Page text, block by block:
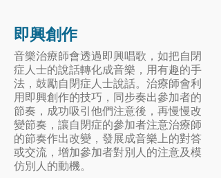
即興創作
音樂治療師會透過即興唱歌，如把自閉
症人士的說話轉化成音樂，用有趣的手
法，鼓勵自閉症人士說話。治療師會利
用即興創作的技巧，同步奏出參加者的
節奏，成功吸引他們注意後，再慢慢改
變節奏，讓自閉症的參加者注意治療師
的節奏作出改變，發展成音樂上的對答
或交流，增加參加者對別人的注意及模
仿別人的動機。